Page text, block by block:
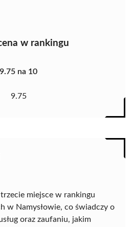
w rankingu
9.75 na 10
9.75
miejsce w rankingu
w Namysłowie, co świadczy o
oraz zaufaniu, jakim